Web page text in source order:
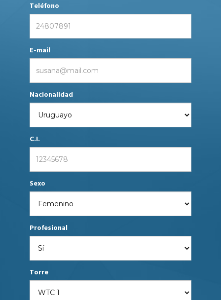
Teléfono
E-mail
Nacionalidad
C.I.
Sexo
Profesional
Torre